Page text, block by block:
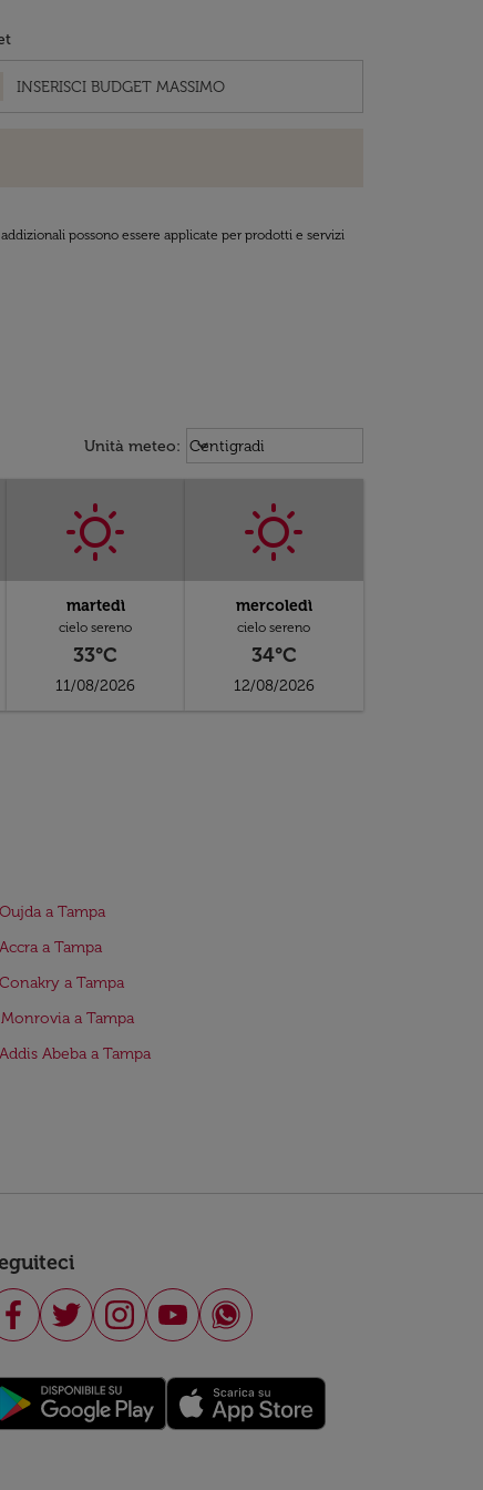
possono essere applicate per prodotti e servizi
Unità meteo: Weather unit option Centigradi
Centigradi
keyboard_arrow_down
martedì
cielo sereno
33°C
11/08/2026
mercoledì
cielo sereno
34°C
12/08/2026
a Tampa
a Tampa
a Tampa
a Tampa
Abeba a Tampa